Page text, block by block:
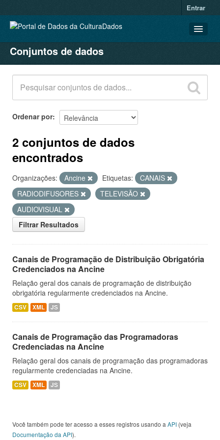
Entrar
CONJUNTOS DE DADOS
ORGANIZAÇÕES
GRUPOS
SOBRE
Conjuntos de dados
Ordenar por
2 conjuntos de dados
encontrados
Organizações: Ancine Etiquetas:
CANAIS
RADIODIFUSORES
TELEVISÃO
AUDIOVISUAL
Filtrar Resultados
Canais de Programação de Distribuição Obrigatória
Credenciados na Ancine
Relação geral dos canais de programação de distribuição
obrigatória regularmente credenciados na Ancine.
CSV XML JS
Canais de Programação das Programadoras
Credenciadas na Ancine
Relação geral dos canais de programação das programadoras
regularmente credenciadas na Ancine.
CSV XML JS
Você também pode ter acesso a esses registros usando a API (veja
Documentação da API).